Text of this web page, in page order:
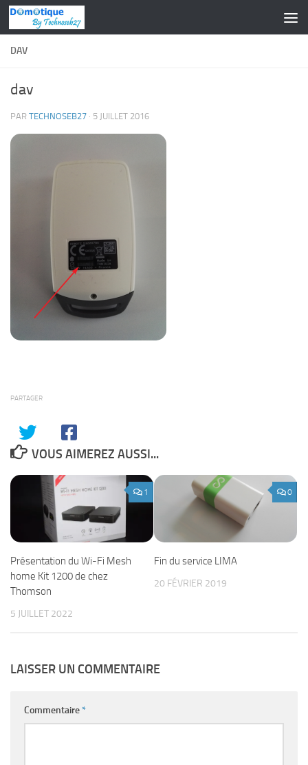
Skip to content
DAV
dav
PAR TECHNOSEB27 · 5 JUILLET 2016
PARTAGER
VOUS AIMEREZ AUSSI...
1
Présentation du Wi-Fi Mesh
home Kit 1200 de chez
Thomson
5 JUILLET 2022
0
Fin du service LIMA
20 FÉVRIER 2019
LAISSER UN COMMENTAIRE
Commentaire*